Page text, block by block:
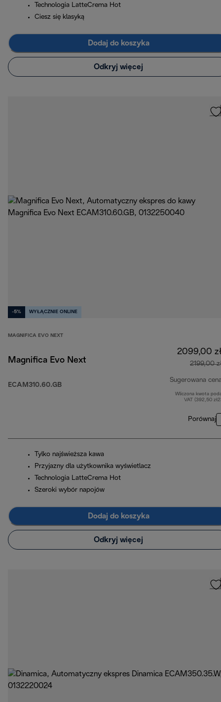
Technologia LatteCrema Hot
Ciesz się klasyką
Dodaj do koszyka
Odkryj więcej
-5% WYŁĄCZNIE ONLINE
MAGNIFICA EVO NEXT
Magnifica Evo Next
ECAM310.60.GB
2099,00
2199,00
Sugerowana
Wliczona kwota
VAT (392,50
Porównaj
Tylko najświeższa kawa
Przyjazny dla użytkownika wyświetlacz
Technologia LatteCrema Hot
Szeroki wybór napojów
Dodaj do koszyka
Odkryj więcej